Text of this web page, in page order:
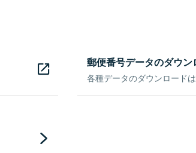
郵便番号データのダウン
各種データのダウンロード